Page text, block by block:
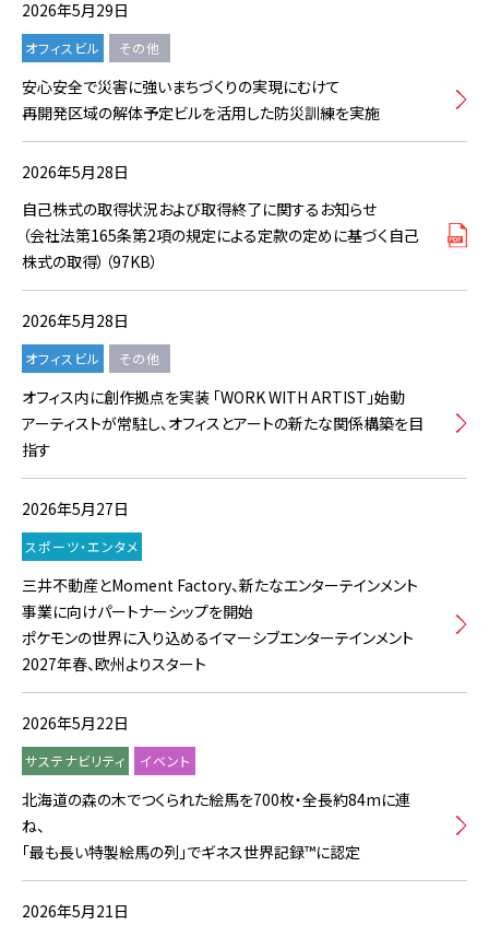
2026年5月29日
オフィスビル その他
安心安全で災害に強いまちづくりの実現にむけて
再開発区域の解体予定ビルを活用した防災訓練を実施
2026年5月28日
自己株式の取得状況および取得終了に関するお知らせ
（会社法第165条第2項の規定による定款の定めに基づく自己
株式の取得）（97KB）
2026年5月28日
オフィスビル その他
オフィス内に創作拠点を実装 「WORK WITH ARTIST」始動
アーティストが常駐し、オフィスとアートの新たな関係構築を目
指す
2026年5月27日
スポーツ・エンタメ
三井不動産とMoment Factory、新たなエンターテインメント
事業に向けパートナーシップを開始
ポケモンの世界に入り込めるイマーシブエンターテインメント
2027年春、欧州よりスタート
2026年5月22日
サステナビリティ イベント
北海道の森の木でつくられた絵馬を700枚・全長約84mに連
ね、
「最も長い特製絵馬の列」でギネス世界記録™に認定
2026年5月21日